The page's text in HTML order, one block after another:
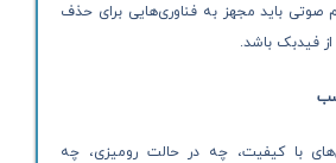
صوتی باید مجهز به فناوری‌هایی برای حذف
فیدبک باشد.
با کیفیت، چه در حالت رومیزی، چه